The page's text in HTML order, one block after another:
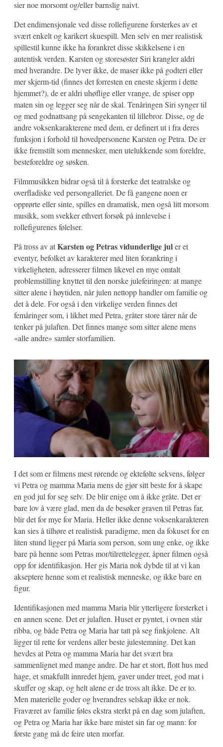
sier noe morsomt og/eller barnslig naivt.
Det endimensjonale ved disse rollefigurene forsterkes av et
svært enkelt og karikert skuespill. Men selv en mer realistisk
spillestil kunne ikke ha forankret disse skikkelsene i en
autentisk verden. Karsten og storesøster Siri krangler aldri
med hverandre. De lyver ikke, de maser ikke på godteri eller
mer skjerm-tid (finnes det forresten en eneste skjerm i dette
hjemmet?), de er aldri uhøflige eller vrange, de spiser opp
maten sin og legger seg når de skal. Tenåringen Siri synger til
og med godnattsang på sengekanten til lillebror. Disse, og de
andre voksenkarakterene med dem, er definert ut i fra deres
funksjon i forhold til hovedpersonene Karsten og Petra. De er
ikke fremstilt som mennesker, men utelukkende som foreldre,
besteforeldre og søsken.
Filmmusikken bidrar også til å forsterke det teatralske og
overfladiske ved persongalleriet. De få gangene noen er
opprørte eller sinte, spilles en dramatisk, men også litt morsom
musikk, som svekker ethvert forsøk på innlevelse i
rollefigurenes følelser.
På tross av atKarsten og Petras vidunderlige juler et
eventyr, befolket av karakterer med liten forankring i
virkeligheten, adresserer filmen likevel en mye omtalt
problemstilling knyttet til den norske julefeiringen: at mange
sitter alene i høytiden, når julen nettopp handler om familie og
det å dele. For også i den virkelige verden finnes det
femåringer som, i likhet med Petra, gråter store tårer når de
tenker på julaften. Det finnes mange som sitter alene mens
«alle andre» samler storfamilien.
I det som er filmens mest rørende og ektefølte sekvens, følger
vi Petra og mamma Maria mens de gjør sitt beste for å skape
en god jul for seg selv. De blir enige om å ikke gråte. Det er
bare lov å være glad, men da de besøker graven til Petras far,
blir det for mye for Maria. Heller ikke denne voksenkarakteren
kan sies å tilhøre et realistisk paradigme, men da fokuset for en
liten stund ligger på Maria som person, som ung enke, og ikke
bare på henne som Petras mor/tilrettelegger, åpner filmen også
opp for identifikasjon. Her gis Maria nok dybde til at vi kan
akseptere henne som et realistisk menneske, og ikke bare en
figur.
Identifikasjonen med mamma Maria blir ytterligere forsterket i
en annen scene. Det er julaften. Huset er pyntet, i ovnen står
ribba, og både Petra og Maria har tatt på seg finkjolene. Alt
ligger til rette for verdens aller beste julestemning. Det kan
hevdes at Petra og mamma Maria har det svært bra
sammenlignet med mange andre. De har et stort, flott hus med
hage, et smakfullt innredet hjem, gaver under treet, god mat i
skuffer og skap, og helt alene er de tross alt ikke. De er to.
Men materielle goder og hverandres selskap ikke er nok.
Fraværet av familie føles ekstra sterkt på en dag som julaften,
og Petra og Maria har ikke bare mistet sin far og mann: for
første gang må de feire uten morfar.